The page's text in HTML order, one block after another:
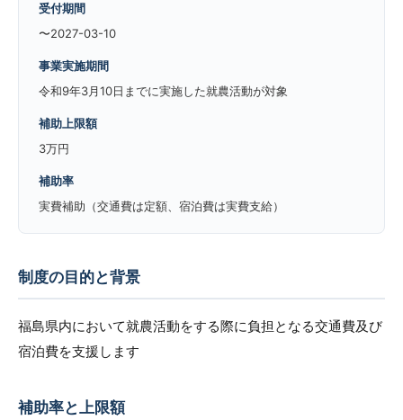
受付期間
〜2027-03-10
事業実施期間
令和9年3月10日までに実施した就農活動が対象
補助上限額
3万円
補助率
実費補助（交通費は定額、宿泊費は実費支給）
制度の目的と背景
福島県内において就農活動をする際に負担となる交通費及び
宿泊費を支援します
補助率と上限額